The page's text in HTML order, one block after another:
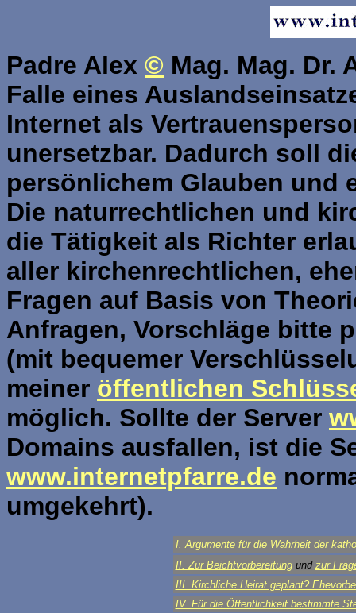
Padre Alex © Mag. Mag. Dr.
Falle eines
Internet als
unersetzbar. Dadurch soll
persönlichem Glauben und
Die naturrechtlichen und
die Tätigkeit als Richter
aller kirchenrechtlichen,
Fragen auf Basis von
Anfragen, Vorschläge bitte
(mit bequemer
meiner öffentlichen
möglich. Sollte der Server
Domains ausfallen, ist die
www.internetpfarre.de
umgekehrt).
I. Argumente für die Wahrheit der
II. Zur Beichtvorbereitung und zur
III. Kirchliche Heirat geplant?
IV. Für die Öffentlichkeit bestimmte